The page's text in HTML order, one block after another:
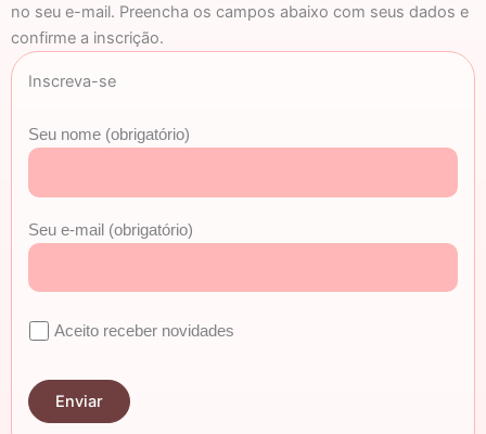
no seu e-mail. Preencha os campos abaixo com seus dados e
confirme a inscrição.
Inscreva-se
Seu nome (obrigatório)
Seu e-mail (obrigatório)
Aceito receber novidades